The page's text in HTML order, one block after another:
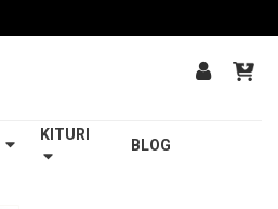
KITURI
BLOG